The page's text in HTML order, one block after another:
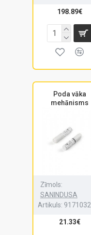
198.89€
Poda vāka
mehānisms
Zīmols:
SANINDUSA
Artikuls: 9171032
21.33€